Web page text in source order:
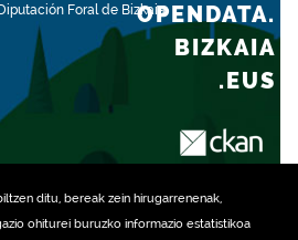
ditu, bereak zein hirugarrenenak,
ohiturei buruzko informazio estatistikoa
Diputación Foral de BizkaiaOPENDATA.
BIZKAIA
.EUS